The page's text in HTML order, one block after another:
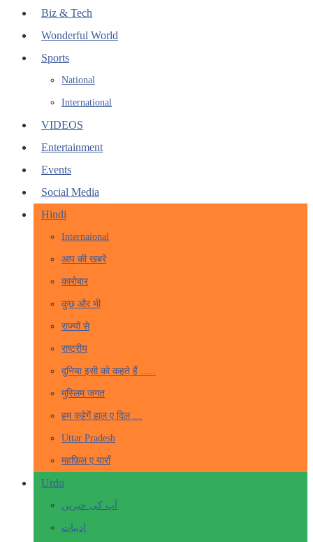
Biz & Tech
Wonderful World
Sports
National
International
VIDEOS
Entertainment
Events
Social Media
Hindi
Internaional
आप की खबरें
कारोबार
कुछ और भी
राज्यों से
राष्ट्रीय
दुनिया इसी को कहते हैं …..
मुस्लिम जगत
हम कहेगें हाल ए दिल …
Uttar Pradesh
महफ़िल ए याराँ
Urdu
آپ کی خبریں
ادبیات